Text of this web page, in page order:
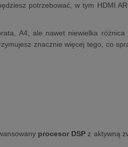
potrzebować, w tym HDMI
A4, ale nawet niewielka różnica
znacznie więcej tego, co
procesor DSP z aktywną